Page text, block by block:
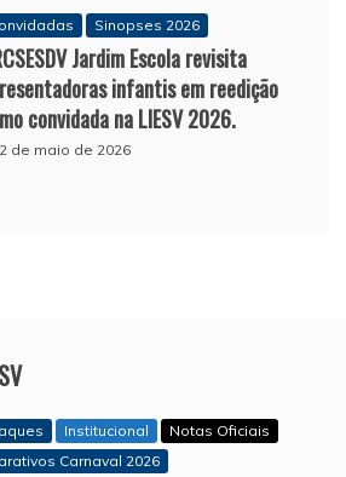
Sinopses 2026
Jardim Escola revisita
infantis em reedição
convidada na LIESV 2026.
2 de maio de 2026
Institucional
Notas Oficiais
Carnaval 2026